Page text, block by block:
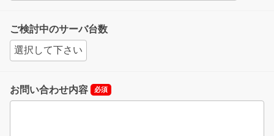
ご検討中のサーバ台数
お問い合わせ内容 必須